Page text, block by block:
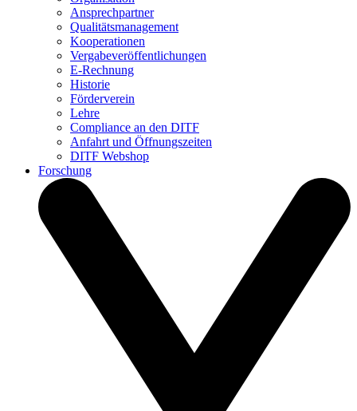
Ansprechpartner
Qualitätsmanagement
Kooperationen
Vergabeveröffentlichungen
E-Rechnung
Historie
Förderverein
Lehre
Compliance an den DITF
Anfahrt und Öffnungszeiten
DITF Webshop
Forschung